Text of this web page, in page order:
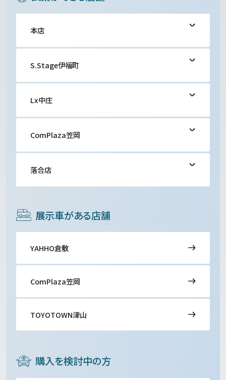
本店
S.Stage伊福町
Lx中庄
ComPlaza笠岡
落合店
展示車がある店舗
YAHHO倉敷
ComPlaza笠岡
TOYOTOWN津山
購入を検討中の方